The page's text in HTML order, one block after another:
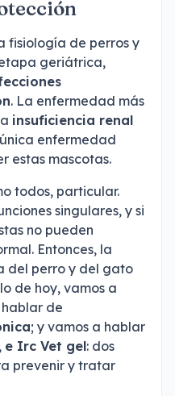
fisiología de perros y
geriátrica,
. La enfermedad más
insuficiencia renal
enfermedad
estas mascotas.
todos, particular.
singulares, y si
no pueden
Entonces, la
del perro y del gato
de hoy, vamos a
de
; y vamos a hablar
, e Irc Vet gel: dos
prevenir y tratar